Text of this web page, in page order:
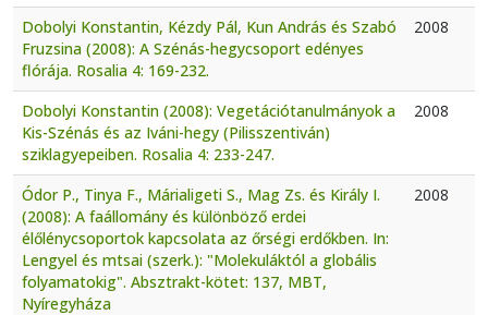
Dobolyi Konstantin, Kézdy Pál, Kun András és Szabó
Fruzsina (2008): A Szénás-hegycsoport edényes
flórája. Rosalia 4: 169-232.
2008
Dobolyi Konstantin (2008): Vegetációtanulmányok a
Kis-Szénás és az Iváni-hegy (Pilisszentiván)
sziklagyepeiben. Rosalia 4: 233-247.
2008
Ódor P., Tinya F., Márialigeti S., Mag Zs. és Király I.
(2008): A faállomány és különböző erdei
élőlénycsoportok kapcsolata az őrségi erdőkben. In:
Lengyel és mtsai (szerk.): "Molekuláktól a globális
folyamatokig". Absztrakt-kötet: 137, MBT,
Nyíregyháza
2008